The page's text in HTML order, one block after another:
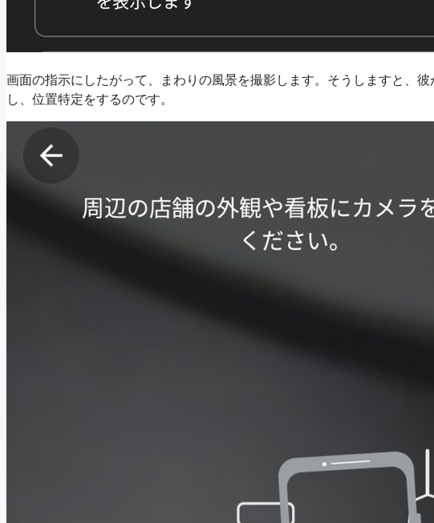
画面の指示にしたがって、まわりの風景を撮影します。そうしますと、
し、位置特定をするのです。